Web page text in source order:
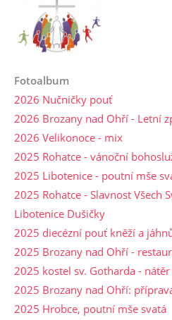
Fotoalbum
2026 Nučničky pouť
2026 Brozany nad Ohří - Letní
2026 Velikonoce - mix
2025 Rohatce - vánoční
2025 Libotenice - poutní mše
2025 Rohatce - Slavnost Všech
Libotenice Dušičky
2025 diecézní pouť kněží a
2025 Brozany nad Ohří -
2025 kostel sv. Gotharda -
2025 Brozany nad Ohří:
2025 Hrobce, poutní mše svatá